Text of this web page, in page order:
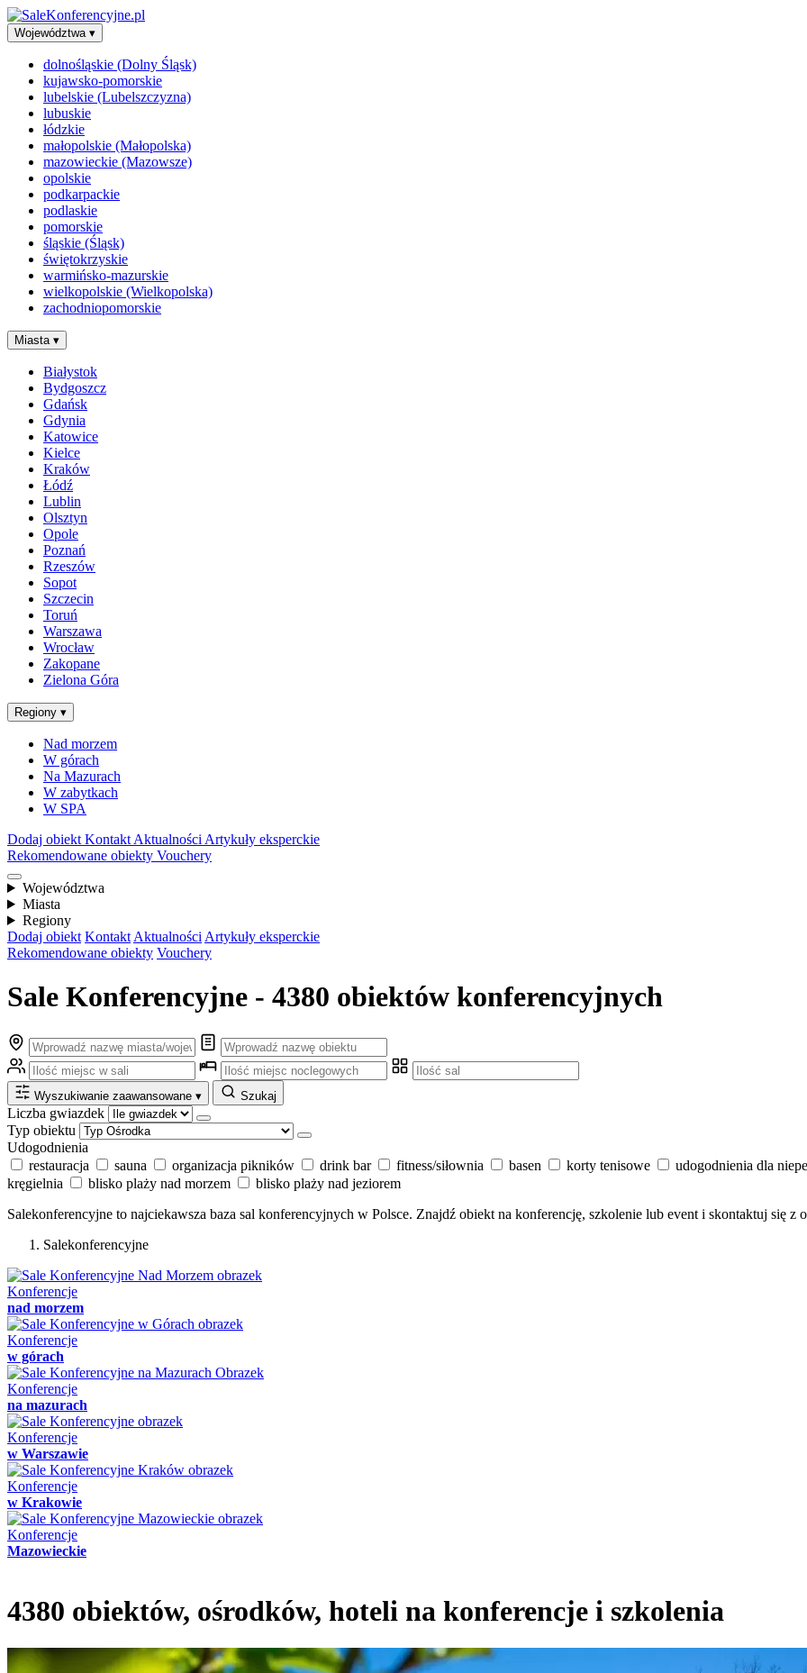
Województwa ▾
dolnośląskie (Dolny Śląsk)
kujawsko-pomorskie
lubelskie (Lubelszczyzna)
lubuskie
łódzkie
małopolskie (Małopolska)
mazowieckie (Mazowsze)
opolskie
podkarpackie
podlaskie
pomorskie
śląskie (Śląsk)
świętokrzyskie
warmińsko-mazurskie
wielkopolskie (Wielkopolska)
zachodniopomorskie
Miasta ▾
Białystok
Bydgoszcz
Gdańsk
Gdynia
Katowice
Kielce
Kraków
Łódź
Lublin
Olsztyn
Opole
Poznań
Rzeszów
Sopot
Szczecin
Toruń
Warszawa
Wrocław
Zakopane
Zielona Góra
Regiony ▾
Nad morzem
W górach
Na Mazurach
W zabytkach
W SPA
Dodaj obiekt Kontakt Aktualności Artykuły eksperckie
Rekomendowane obiekty Vouchery
Województwa
Miasta
Regiony
Dodaj obiekt Kontakt Aktualności Artykuły eksperckie
Rekomendowane obiekty Vouchery
Sale Konferencyjne - 4380 obiektów konferencyjnych
Wyszukiwanie zaawansowane ▾ Szukaj
Liczba gwiazdek
Typ obiektu
Udogodnienia
restauracja
sauna organizacja pikników drink bar fitness/siłownia basen korty tenisowe udogodnienia dla
kręgielnia
blisko plaży nad morzem
blisko plaży nad jeziorem
Salekonferencyjne to najciekawsza baza sal konferencyjnych w Polsce. Znajdź obiekt na konferencję, szkolenie lub event i skontaktuj się z
Salekonferencyjne
Konferencje
nad morzem
Konferencje
w górach
Konferencje
na mazurach
Konferencje
w Warszawie
Konferencje
w Krakowie
Konferencje
Mazowieckie
4380 obiektów, ośrodków, hoteli na konferencje i szkolenia